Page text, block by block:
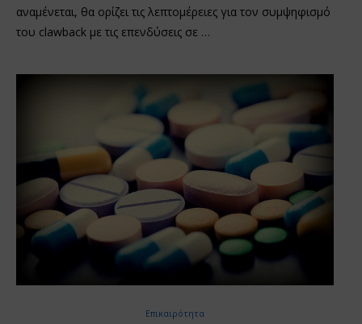
αναμένεται, θα ορίζει τις λεπτομέρειες για τον συμψηφισμό
του clawback με τις επενδύσεις σε …
Επικαιρότητα